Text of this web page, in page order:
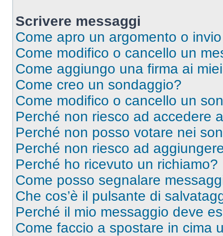
Scrivere messaggi
Come apro un argomento o
Come modifico o cancello un
Come aggiungo una firma ai
Come creo un sondaggio?
Come modifico o cancello un
Perché non riesco ad accedere
Perché non posso votare nei
Perché non riesco ad
Perché ho ricevuto un richiamo?
Come posso segnalare
Che cos’è il pulsante di
Perché il mio messaggio deve
Come faccio a spostare in cima